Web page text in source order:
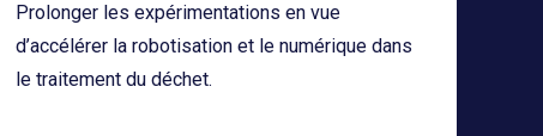
Prolonger les expérimentations en vue
d’accélérer la robotisation et le numérique dans
le traitement du déchet.